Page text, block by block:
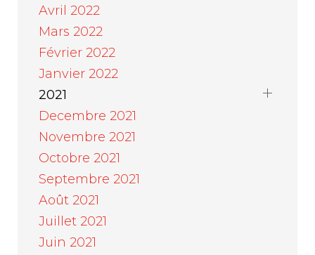
Avril 2022
Mars 2022
Février 2022
Janvier 2022
2021
Decembre 2021
Novembre 2021
Octobre 2021
Septembre 2021
Août 2021
Juillet 2021
Juin 2021